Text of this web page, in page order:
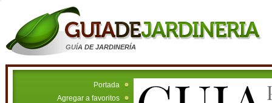
GUÍA DE JARDINERÍA
Portada
Agregar a favoritos